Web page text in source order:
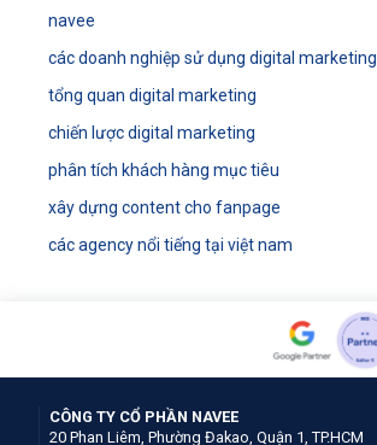
navee
các doanh nghiệp sử dụng digital marketing
tổng quan digital marketing
chiến lược digital marketing
phân tích khách hàng mục tiêu
xây dựng content cho fanpage
các agency nổi tiếng tại việt nam
CÔNG TY CỔ PHẦN NAVEE
20 Phan Liêm, Phường Đakao, Quận 1, TP.HCM